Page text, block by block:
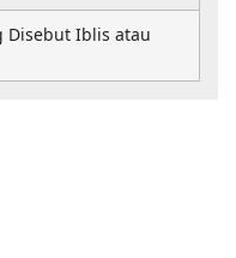
Disebut Iblis atau